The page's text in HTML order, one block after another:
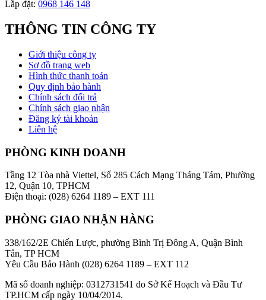
Lắp đặt: 0968 146 148
THÔNG TIN CÔNG TY
Giới thiệu công ty
Sơ đồ trang web
Hình thức thanh toán
Quy định bảo hành
Chính sách đổi trả
Chính sách giao nhận
Đăng ký tài khoản
Liên hệ
PHÒNG KINH DOANH
Tầng 12 Tòa nhà Viettel, Số 285 Cách Mạng Tháng Tám, Phường
12, Quận 10, TPHCM
Điện thoại: (028) 6264 1189 – EXT 111
PHÒNG GIAO NHẬN HÀNG
338/162/2E Chiến Lược, phường Bình Trị Đông A, Quận Bình
Tân, TP HCM
Yêu Cầu Bảo Hành (028) 6264 1189 – EXT 112
Mã số doanh nghiệp: 0312731541 do Sở Kế Hoạch và Đầu Tư
TP.HCM cấp ngày 10/04/2014.